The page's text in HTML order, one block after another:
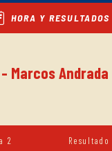
HORA Y RESULTADOS
Marcos Andrada
2 Resultado